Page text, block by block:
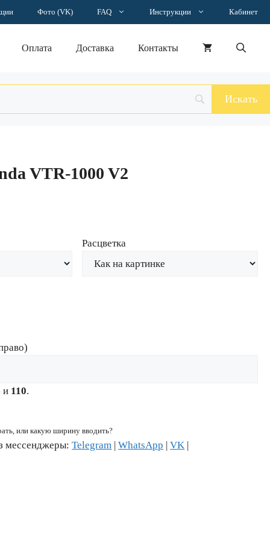
Фото (VK) FAQ Инструкции Кабинет
Оплата Доставка Контакты
VTR-1000 V2
Расцветка
и 110.
или какую ширину вводить?
мессенджеры:Telegram |WhatsApp |VK |
Honda
1000